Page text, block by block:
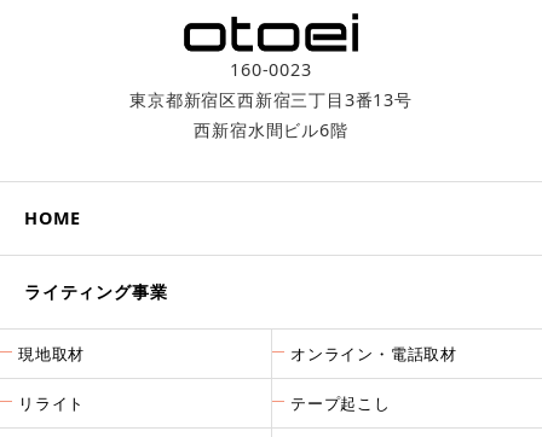
160-0023
東京都新宿区西新宿三丁目3番­13号
西新宿水間ビル6階
HOME
ライティング事業
現地取材 オンライン・電話取材
リライト テープ起こし